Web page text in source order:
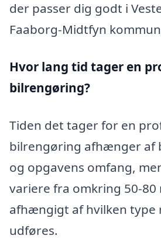
der passer dig godt i
Faaborg-Midtfyn
Hvor lang tid tager en
bilrengøring?
Tiden det tager for en
bilrengøring afhænger af
og opgavens omfang,
variere fra omkring 50-80
afhængigt af hvilken type
udføres.